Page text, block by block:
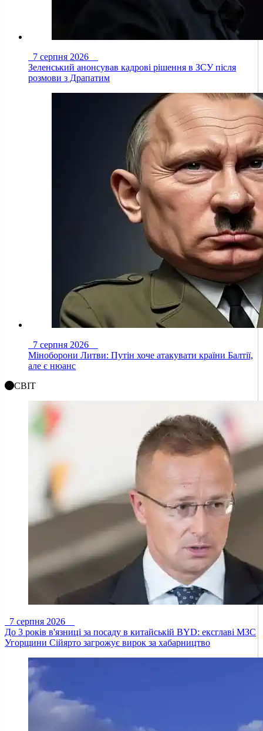
7 серпня 2026
Зеленський анонсував кадрові рішення в ЗСУ після
розмови з Драпатим
7 серпня 2026
Міноборони Литви: Путін хоче атакувати країни Балтії,
але є нюанс
СВІТ
7 серпня 2026
До 3 років в'язниці за посаду в китайській BYD: ексглаві МЗС
Угорщини Сійярто загрожує вирок за хабарництво